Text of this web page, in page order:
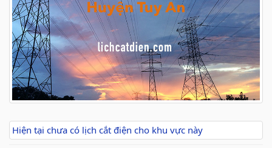
Hiện tại chưa có lịch cắt điện cho khu vực này